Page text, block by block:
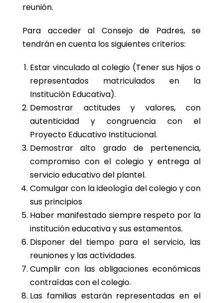
reunión.
Para acceder al Consejo de Padres, se
tendrán en cuenta los siguientes criterios:
Estar vinculado al colegio (Tener sus hijos o
representados matriculados en la
Institución Educativa).
Demostrar actitudes y valores, con
autenticidad y congruencia con el
Proyecto Educativo Institucional.
Demostrar alto grado de pertenencia,
compromiso con el colegio y entrega al
servicio educativo del plantel.
Comulgar con la ideología del colegio y con
sus principios
Haber manifestado siempre respeto por la
institución educativa y sus estamentos.
Disponer del tiempo para el servicio, las
reuniones y las actividades.
Cumplir con las obligaciones económicas
contraídas con el colegio.
Las familias estarán representadas en el